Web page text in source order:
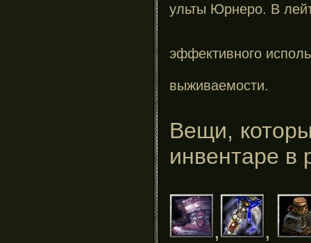
ульты Юрнеро. В
эффективного
выживаемости.
Вещи,
инвентаре в
, ,